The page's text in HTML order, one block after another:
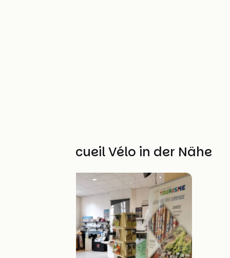
Weitere Accueil Vélo in der Nähe